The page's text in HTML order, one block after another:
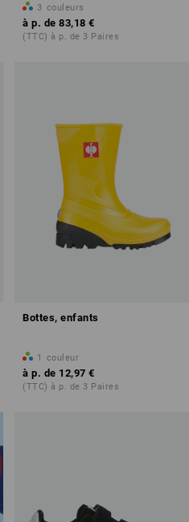
3 couleurs
à p. de 83,18 €
(TTC) à p. de 3 Paires
Bottes, enfants
1 couleur
à p. de 12,97 €
(TTC) à p. de 3 Paires